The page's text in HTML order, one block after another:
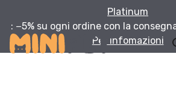
Platinum
: −5% su ogni ordine con la
Per infomazioni